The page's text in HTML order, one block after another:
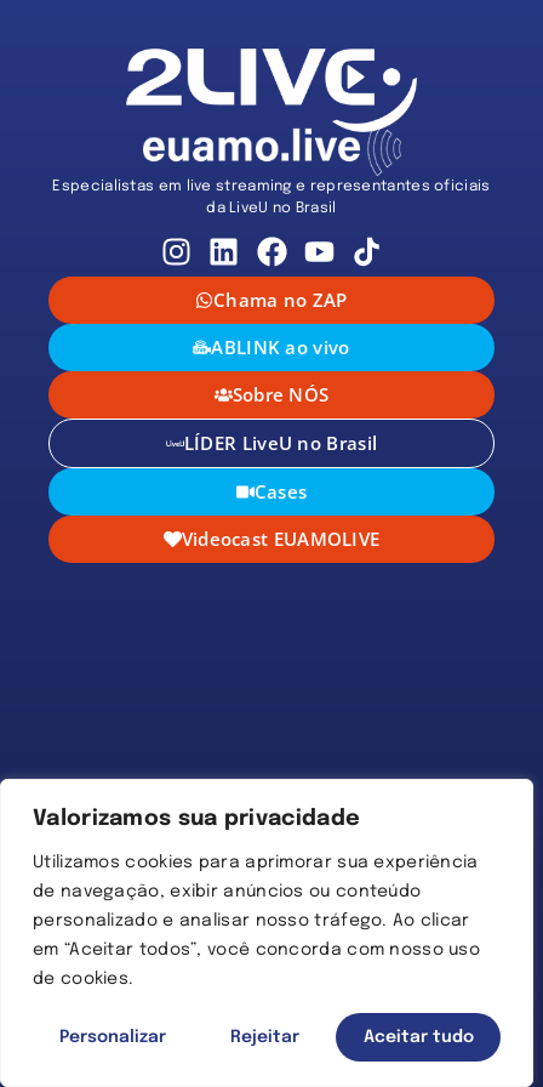
Valorizamos sua privacidade
Utilizamos cookies para aprimorar sua experiência
de navegação, exibir anúncios ou conteúdo
personalizado e analisar nosso tráfego. Ao clicar
em “Aceitar todos”, você concorda com nosso uso
de cookies.
Personalizar Rejeitar Aceitar tudo
Especialistas em live streaming e representantes oficiais
da LiveU no Brasil
Chama no ZAP
ABLINK ao vivo
Sobre NÓS
LÍDER LiveU no Brasil
Cases
Videocast EUAMOLIVE